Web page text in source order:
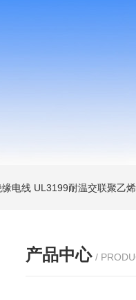
电线 UL3199耐温交联聚乙
产品中心 /